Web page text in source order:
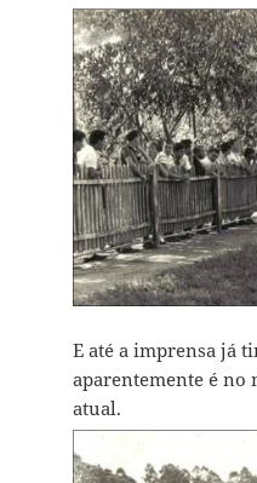
E até a imprensa já
aparentemente é no
atual.